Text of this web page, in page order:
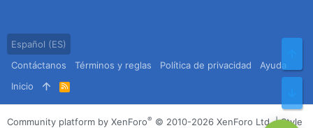
Español (ES)
Contáctanos
Términos y reglas Política de privacidad
Ayuda
Inicio
R
S
S
Community platform by XenForo® © 2010-2026 XenForo Ltd. |Style